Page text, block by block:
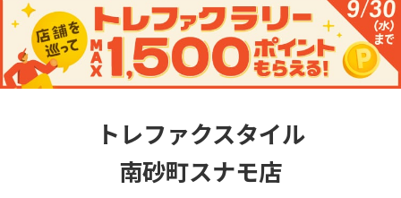
トレファクスタイル
南砂町スナモ店